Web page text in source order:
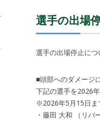
選手の出場
選手の出場停止につ
■頭部へのダメージ
下記の選手を2026
※2026年5月15日ま
・藤田 大和 （リバ